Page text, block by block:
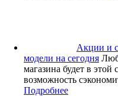
Акции и
модели на сегодня
магазина будет в этой
возможность
Подробнее